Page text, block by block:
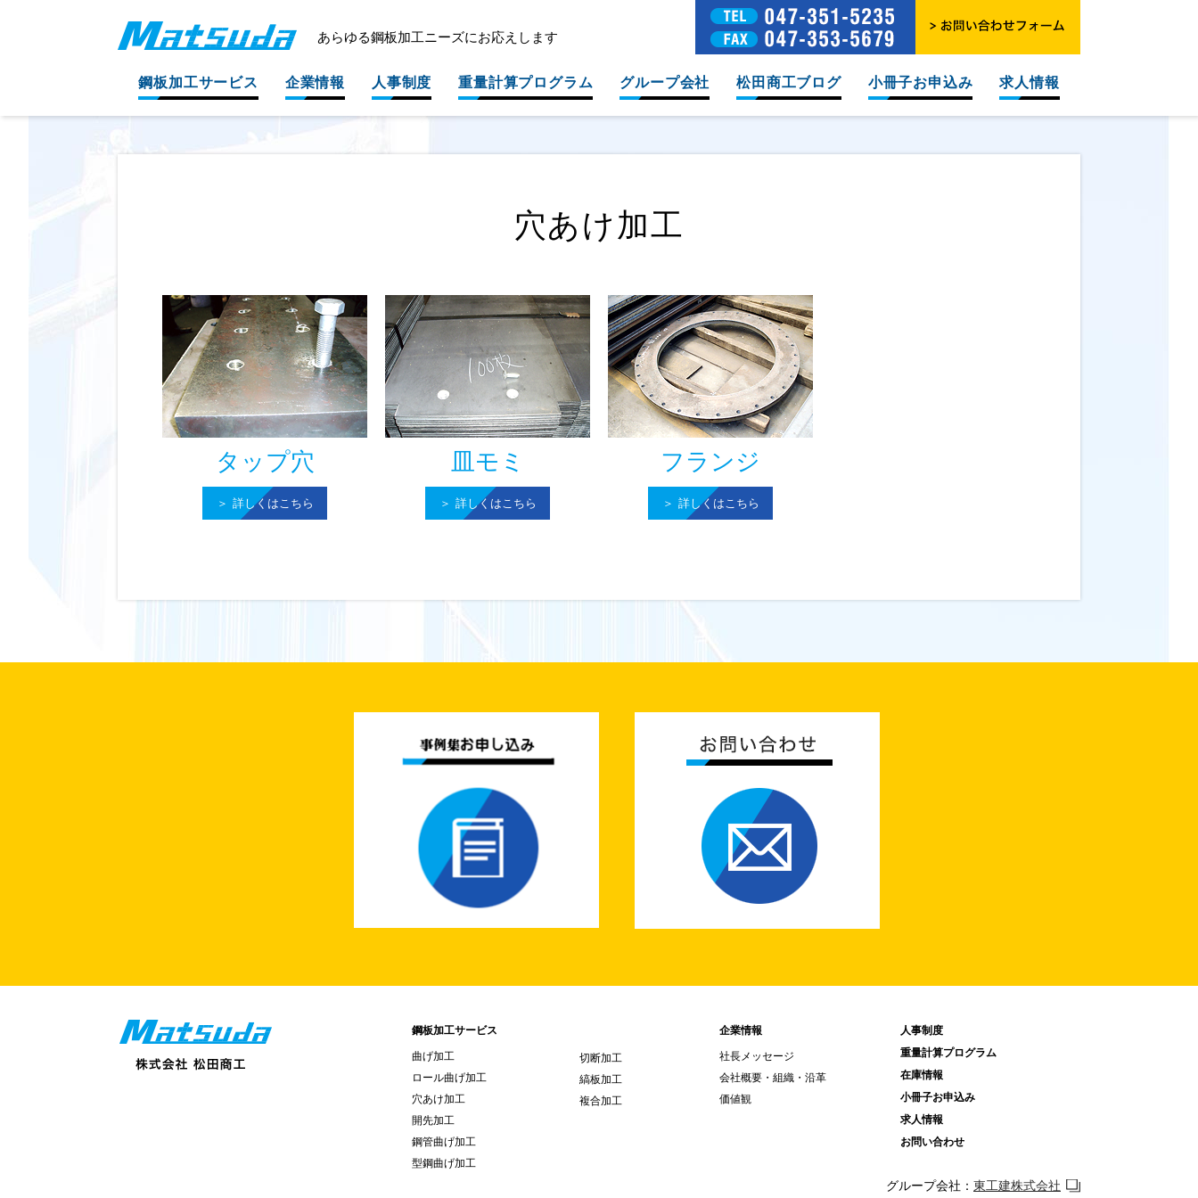
あらゆる鋼板加工ニーズにお応えします
鋼板加工サービス 企業情報 人事制度 重量計算プログラム グループ会社 松田商工ブログ 小冊子お申込み 求人情報
穴あけ加工
タップ穴
詳しくはこちら
皿モミ
詳しくはこちら
フランジ
詳しくはこちら
鋼板加工サービス
曲げ加工
ロール曲げ加工
穴あけ加工
開先加工
鋼管曲げ加工
型鋼曲げ加工
切断加工
縞板加工
複合加工
企業情報
社長メッセージ
会社概要・組織・沿革
価値観
人事制度
重量計算プログラム
在庫情報
小冊子お申込み
求人情報
お問い合わせ
グループ会社： 東工建株式会社